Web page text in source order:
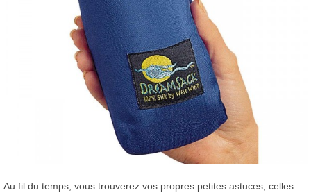
Au fil du temps, vous trouverez vos propres petites astuces, celles